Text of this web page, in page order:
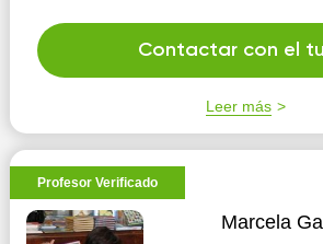
Contactar con el
Leer más
Profesor Verificado
Marcela